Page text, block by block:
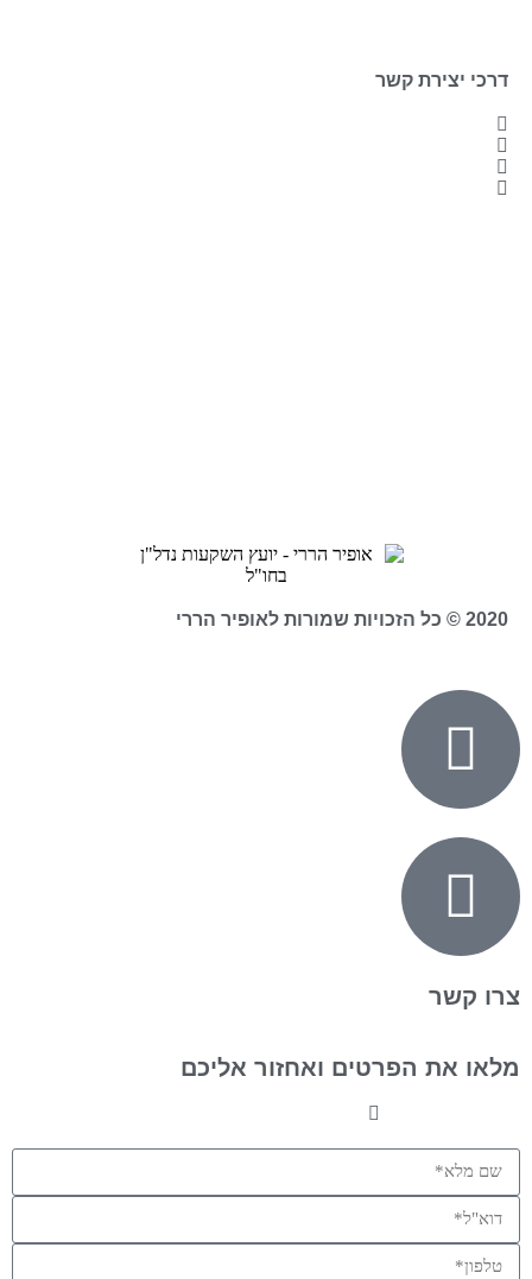
דרכי יצירת קשר
2020 © כל הזכויות שמורות לאופיר הררי
צרו קשר
מלאו את הפרטים ואחזור אליכם